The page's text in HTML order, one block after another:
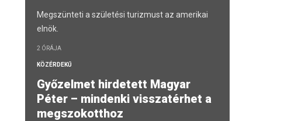
Megszünteti a születési turizmust az amerikai
elnök.
2 ÓRÁJA
KÖZÉRDEKŰ
Győzelmet hirdetett Magyar
Péter – mindenki visszatérhet a
megszokotthoz